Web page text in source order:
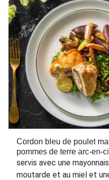
Cordon bleu de poulet
pommes de terre arc-en-
servis avec une
moutarde et au miel et